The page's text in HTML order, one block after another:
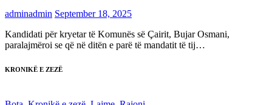
adminadmin September 18, 2025
Kandidati për kryetar të Komunës së Çairit, Bujar Osmani,
paralajmëroi se që në ditën e parë të mandatit të tij…
KRONIKË E ZEZË